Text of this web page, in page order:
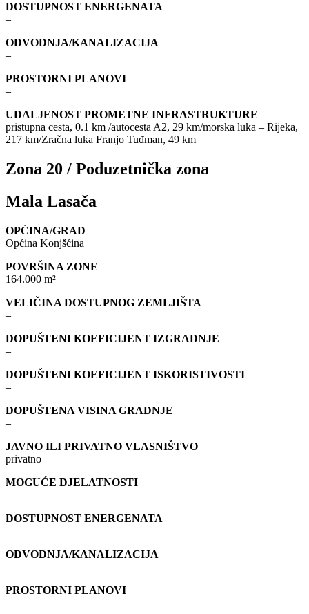
DOSTUPNOST ENERGENATA
–
ODVODNJA/KANALIZACIJA
–
PROSTORNI PLANOVI
–
UDALJENOST PROMETNE INFRASTRUKTURE
pristupna cesta, 0.1 km /autocesta A2, 29 km/morska luka – Rijeka,
217 km/Zračna luka Franjo Tuđman, 49 km
Zona 20 / Poduzetnička zona
Mala Lasača
OPĆINA/GRAD
Općina Konjšćina
POVRŠINA ZONE
164.000 m²
VELIČINA DOSTUPNOG ZEMLJIŠTA
–
DOPUŠTENI KOEFICIJENT IZGRADNJE
–
DOPUŠTENI KOEFICIJENT ISKORISTIVOSTI
–
DOPUŠTENA VISINA GRADNJE
–
JAVNO ILI PRIVATNO VLASNIŠTVO
privatno
MOGUĆE DJELATNOSTI
–
DOSTUPNOST ENERGENATA
–
ODVODNJA/KANALIZACIJA
–
PROSTORNI PLANOVI
–